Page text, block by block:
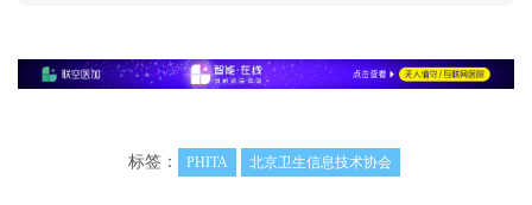
标签： PHITA 北京卫生信息技术协会